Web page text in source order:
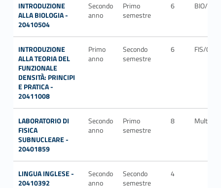
INTRODUZIONE
ALLA BIOLOGIA -
20410504
Secondo
anno
Primo
semestre
6 BIO/13
INTRODUZIONE
ALLA TEORIA DEL
FUNZIONALE
DENSITÀ: PRINCIPI
E PRATICA -
20411008
Primo
anno
Secondo
semestre
6 FIS/03
LABORATORIO DI
FISICA
SUBNUCLEARE -
20401859
Secondo
anno
Primo
semestre
8 Multiplo
LINGUA INGLESE -
20410392
Secondo
anno
Secondo
semestre
4